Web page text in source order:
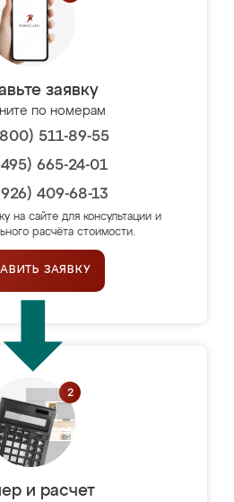
заявку
по номерам
511-89-55
665-24-01
409-68-13
на сайте для консультации и
расчёта стоимости.
ЗАЯВКУ
и расчет